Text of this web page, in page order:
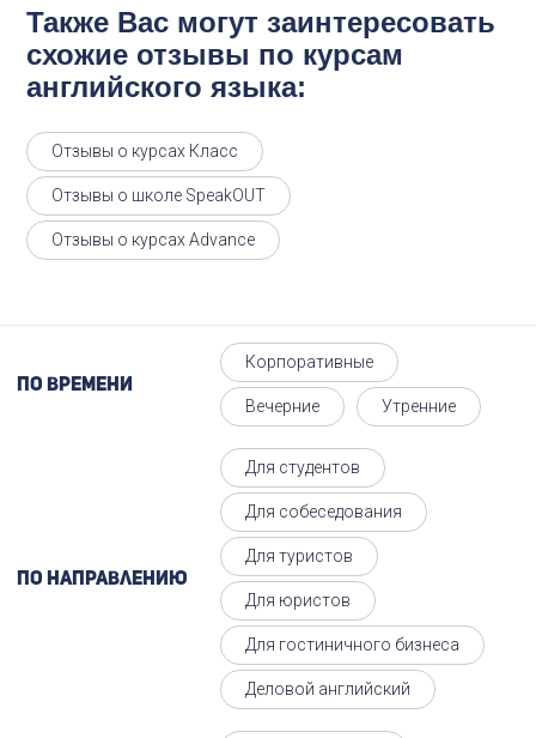
Также Вас могут заинтересовать
схожие отзывы по курсам
английского языка:
Отзывы о курсах Класс
Отзывы о школе SpeakOUT
Отзывы о курсах Advance
По времени
Корпоративные
Вечерние Утренние
По направлению
Для студентов
Для собеседования
Для туристов
Для юристов
Для гостиничного бизнеса
Деловой английский